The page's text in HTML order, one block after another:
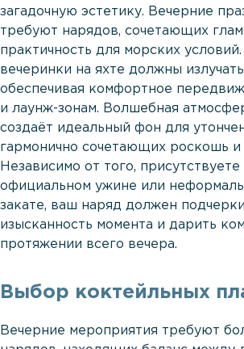
загадочную эстетику. Вечерние
требуют нарядов, сочетающих
практичность для морских
вечеринки на яхте должны излучать
обеспечивая комфортное
и лаунж-зонам. Волшебная
создаёт идеальный фон для
гармонично сочетающих роскошь и
Независимо от того,
официальном ужине или
закате, ваш наряд должен
изысканность момента и дарить
протяжении всего вечера.
Выбор коктейльных
Вечерние мероприятия требуют